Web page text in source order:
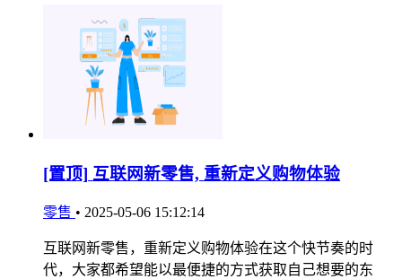
[置顶] 互联网新零售, 重新定义购物体验
零售 • 2025-05-06 15:12:14
互联网新零售，重新定义购物体验在这个快节奏的时
代，大家都希望能以最便捷的方式获取自己想要的东